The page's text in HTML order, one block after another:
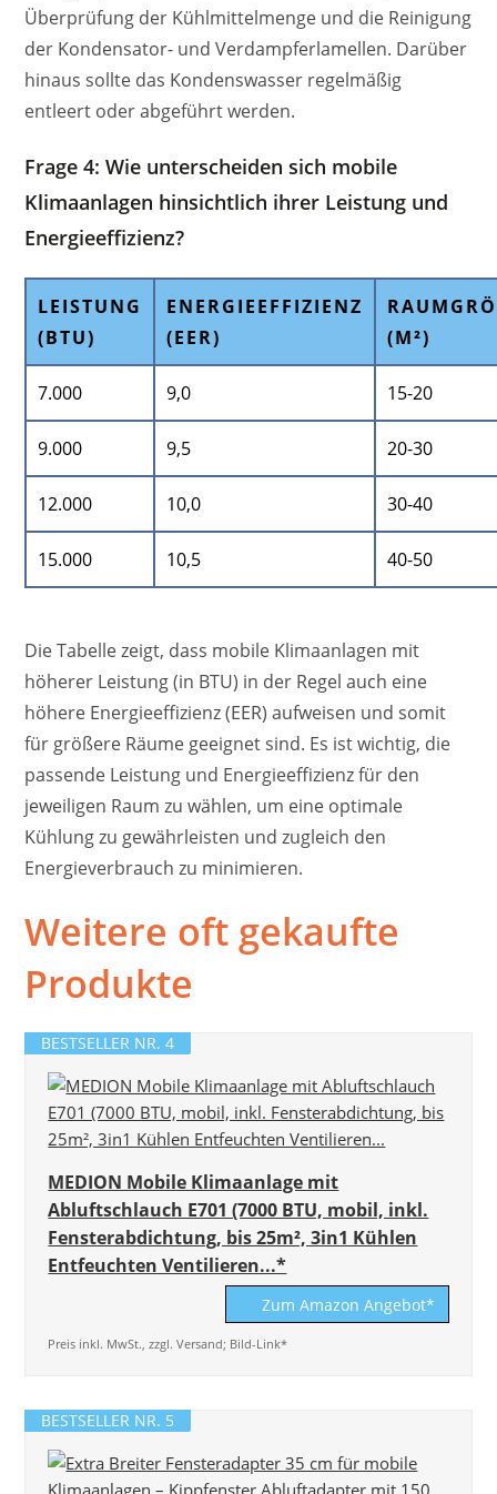
Überprüfung der Kühlmittelmenge und die Reinigung
der Kondensator- und Verdampferlamellen. Darüber
hinaus sollte das Kondenswasser regelmäßig
entleert oder abgeführt werden.
Frage 4: Wie unterscheiden sich mobile
Klimaanlagen hinsichtlich ihrer Leistung und
Energieeffizienz?
LEISTUNG
(BTU)
ENERGIEEFFIZIENZ
(EER)
M²)
7.000 9,0 15-20
9.000 9,5 20-30
12.000 10,0 30-40
15.000 10,5 40-50
Die Tabelle zeigt, dass mobile Klimaanlagen mit
höherer Leistung (in BTU) in der Regel auch eine
höhere Energieeffizienz (EER) aufweisen und somit
für größere Räume geeignet sind. Es ist wichtig, die
passende Leistung und Energieeffizienz für den
jeweiligen Raum zu wählen, um eine optimale
Kühlung zu gewährleisten und zugleich den
Energieverbrauch zu minimieren.
Weitere oft gekaufte
Produkte
BESTSELLER NR. 4
MEDION Mobile Klimaanlage mit
Abluftschlauch E701 (7000 BTU, mobil, inkl.
Fensterabdichtung, bis 25m², 3in1 Kühlen
Entfeuchten Ventilieren...*
Zum Amazon Angebot*
Preis inkl. MwSt., zzgl. Versand; Bild-Link*
BESTSELLER NR. 5